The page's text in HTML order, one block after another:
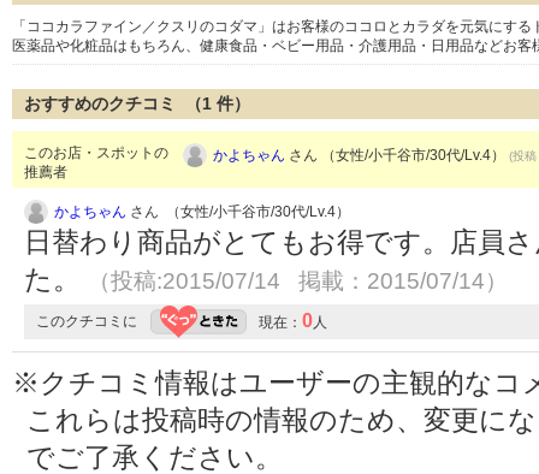
「ココカラファイン／クスリのコダマ」はお客様のココロとカラダを元気にす
医薬品や化粧品はもちろん、健康食品・ベビー用品・介護用品・日用品などお
おすすめのクチコミ （1 件）
このお店・スポットの
推薦者
かよちゃん さん （女性/小千谷市/30代/Lv.4） (投
かよちゃん さん （女性/小千谷市/30代/Lv.4）
日替わり商品がとてもお得です。店員
た。
（投稿:2015/07/14 掲載：2015/07/14）
このクチコミに 現在： 0人
※クチコミ情報はユーザーの主観的なコ
これらは投稿時の情報のため、変更に
でご了承ください。